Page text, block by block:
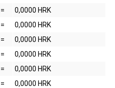
=
0,0000 HRK
=
0,0000 HRK
=
0,0000 HRK
=
0,0000 HRK
=
0,0000 HRK
= 0,0000 HRK